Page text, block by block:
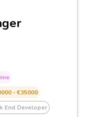
- €35000
End Developer